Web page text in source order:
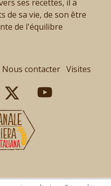
ses recettes, il a
de sa vie, de son être
de l'équilibre
Nous contacter Visites